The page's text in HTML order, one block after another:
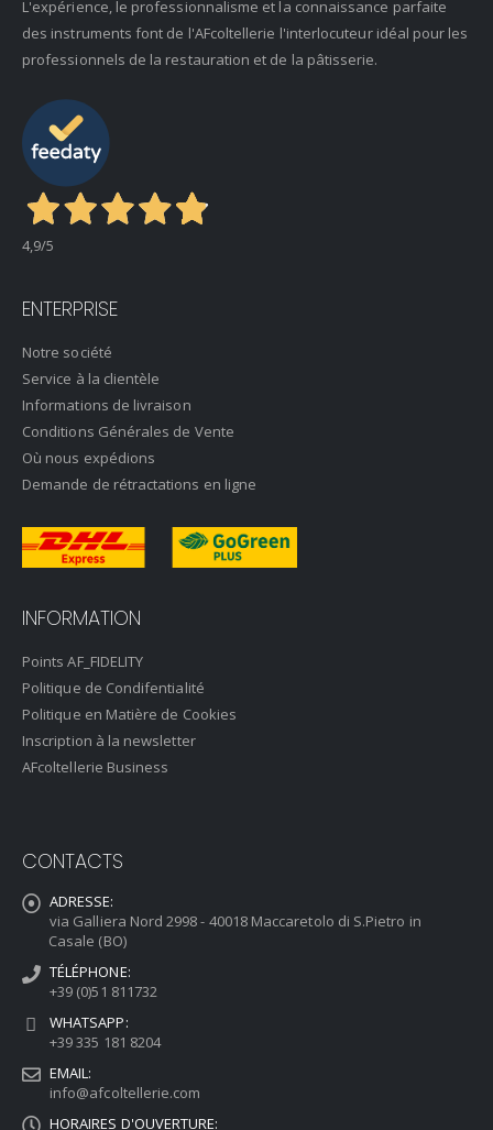
L'expérience, le professionnalisme et la connaissance parfaite
des instruments font de l'AFcoltellerie l'interlocuteur idéal pour les
professionnels de la restauration et de la pâtisserie.
4,9/5
ENTERPRISE
Notre société
Service à la clientèle
Informations de livraison
Conditions Générales de Vente
Où nous expédions
Demande de rétractations en ligne
INFORMATION
Points AF_FIDELITY
Politique de Condifentialité
Politique en Matière de Cookies
Inscription à la newsletter
AFcoltellerie Business
CONTACTS
ADRESSE:
via Galliera Nord 2998 - 40018 Maccaretolo di S.Pietro in
Casale (BO)
TÉLÉPHONE:
+39 (0)51 811732
WHATSAPP:
+39 335 181 8204
EMAIL:
info@afcoltellerie.com
HORAIRES D'OUVERTURE: